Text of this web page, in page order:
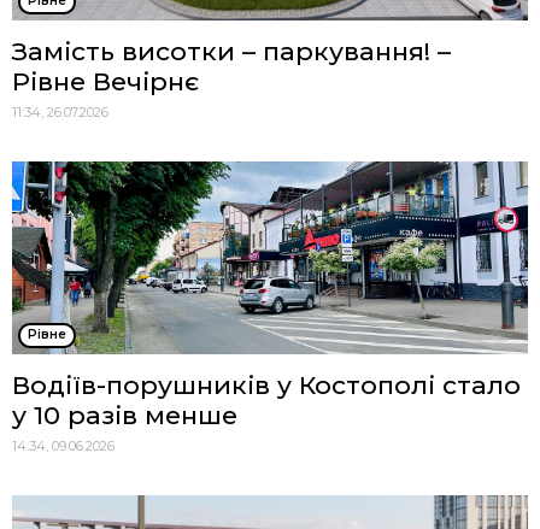
Замість висотки – паркування! –
Рівне Вечірнє
11:34, 26.07.2026
Рівне
Водіїв-порушників у Костополі стало
у 10 разів менше
14:34, 09.06.2026